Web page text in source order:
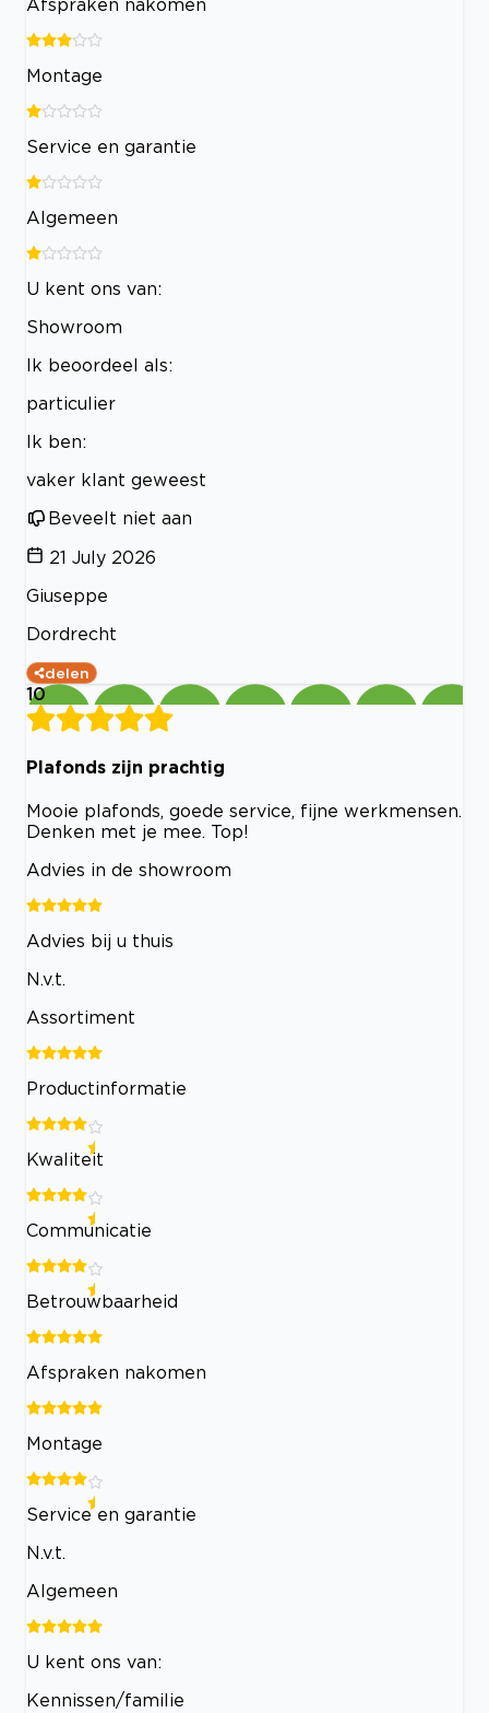
Afspraken nakomen
Montage
Service en garantie
Algemeen
U kent ons van:
Showroom
Ik beoordeel als:
particulier
Ik ben:
vaker klant geweest
Beveelt niet aan
21 July 2026
Giuseppe
Dordrecht
delen
10
Plafonds zijn prachtig
Mooie plafonds, goede service, fijne werkmensen.
Denken met je mee. Top!
Advies in de showroom
Advies bij u thuis
N.v.t.
Assortiment
Productinformatie
Kwaliteit
Communicatie
Betrouwbaarheid
Afspraken nakomen
Montage
Service en garantie
N.v.t.
Algemeen
U kent ons van:
Kennissen/familie